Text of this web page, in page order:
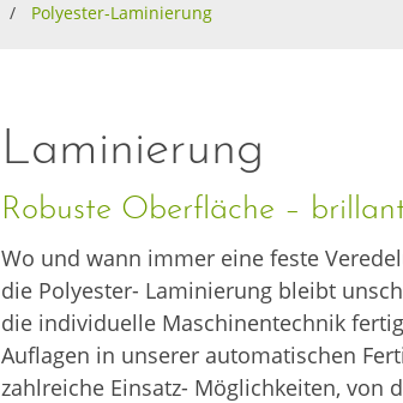
Polyester-Laminierung
Laminierung
Robuste Oberfläche –
Wo und wann immer eine feste
die Polyester- Laminierung bleibt
die individuelle Maschinentechnik
Auflagen in unserer automatischen
zahlreiche Einsatz- Möglichkeiten, von